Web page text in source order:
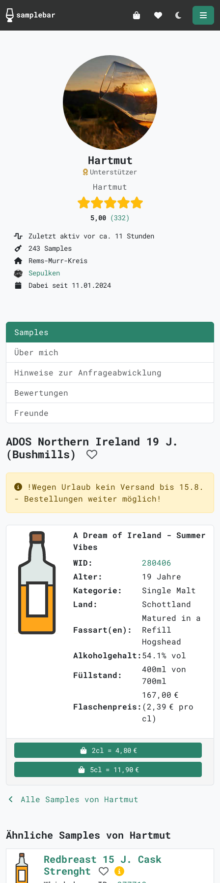
Darkmode
Hartmut
Unterstützer
Hartmut
5,00 (332)
Zuletzt aktiv vor ca. 11 Stunden
243 Samples
Rems-Murr-Kreis
Sepulken
Dabei seit 11.01.2024
Samples
Über mich
Hinweise zur Anfrageabwicklung
Bewertungen
Freunde
ADOS Northern Ireland 19 J.
(Bushmills)
!Wegen Urlaub kein Versand bis 15.8.
- Bestellungen weiter möglich!
A Dream of Ireland - Summer
Vibes
WID:
280406
Alter:
19 Jahre
Kategorie:
Single Malt
Land:
Schottland
Fassart(en):
Matured in a
Refill
Hogshead
Alkoholgehalt:54.1% vol
Füllstand:
400ml von
700ml
Flaschenpreis:
167,00 €
(2,39 € pro
cl)
2cl = 4,80 €
5cl = 11,90 €
Alle Samples von Hartmut
Ähnliche Samples von Hartmut
Redbreast 15 J. Cask
Strenght